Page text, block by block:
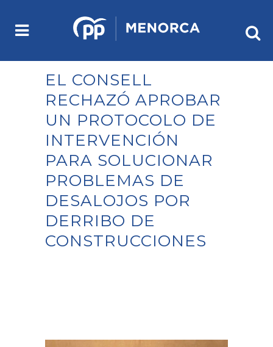
EL CONSELL
RECHAZÓ APROBAR
UN PROTOCOLO DE
INTERVENCIÓN
PARA SOLUCIONAR
PROBLEMAS DE
DESALOJOS POR
DERRIBO DE
CONSTRUCCIONES